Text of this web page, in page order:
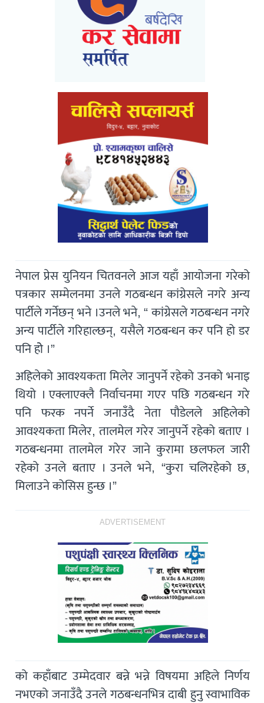
नेपाल प्रेस युनियन चितवनले आज यहाँ आयोजना गरेको
पत्रकार सम्मेलनमा उनले गठबन्धन कांग्रेसले नगरे अन्य
पार्टीले गर्नेछन् भने ।उनले भने, “ कांग्रेसले गठबन्धन नगरे
अन्य पार्टीले गरिहाल्छन्, यसैले गठबन्धन कर पनि हो डर
पनि होे ।”
अहिलेको आवश्यकता मिलेर जानुपर्ने रहेको उनको भनाइ
थियो । एक्लाएक्लै निर्वाचनमा गएर पछि गठबन्धन गरे
पनि फरक नपर्ने जनाउँदै नेता पौडेलले अहिलेको
आवश्यकता मिलेर, तालमेल गरेर जानुपर्ने रहेको बताए ।
गठबन्धनमा तालमेल गरेर जाने कुरामा छलफल जारी
रहेको उनले बताए । उनले भने, “कुरा चलिरहेको छ,
मिलाउने कोसिस हुन्छ ।”
ADVERTISEMENT
को कहाँबाट उम्मेदवार बन्ने भन्ने विषयमा अहिले निर्णय
नभएको जनाउँदै उनले गठबन्धनभित्र दाबी हुनु स्वाभाविक